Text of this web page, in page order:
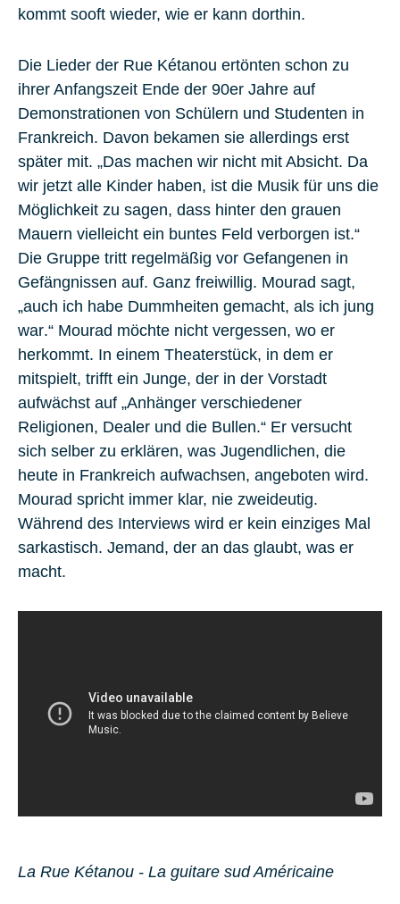
kommt sooft wieder, wie er kann dorthin.
Die Lieder der Rue Kétanou ertönten schon zu
ihrer Anfangszeit Ende der 90er Jahre auf
Demonstrationen von Schülern und Studenten in
Frankreich. Davon bekamen sie allerdings erst
später mit. „Das machen wir nicht mit Absicht. Da
wir jetzt alle Kinder haben, ist die Musik für uns die
Möglichkeit zu sagen, dass hinter den grauen
Mauern vielleicht ein buntes Feld verborgen ist.“
Die Gruppe tritt regelmäßig vor Gefangenen in
Gefängnissen auf. Ganz freiwillig. Mourad sagt,
„auch ich habe Dummheiten gemacht, als ich jung
war.“ Mourad möchte nicht vergessen, wo er
herkommt. In einem Theaterstück, in dem er
mitspielt, trifft ein Junge, der in der Vorstadt
aufwächst auf „Anhänger verschiedener
Religionen, Dealer und die Bullen.“ Er versucht
sich selber zu erklären, was Jugendlichen, die
heute in Frankreich aufwachsen, angeboten wird.
Mourad spricht immer klar, nie zweideutig.
Während des Interviews wird er kein einziges Mal
sarkastisch. Jemand, der an das glaubt, was er
macht.
La Rue Kétanou - La guitare sud Américaine